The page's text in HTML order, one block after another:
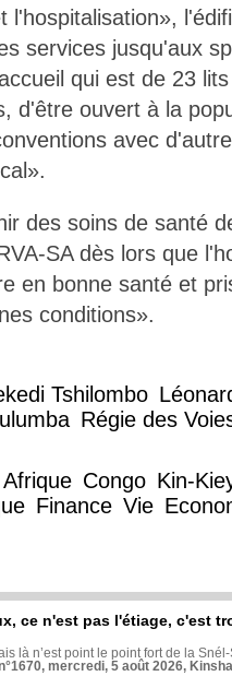
l'hospitalisation»,
services jusqu'aux
qui est de 23
d'être ouvert à la
avec
des soins de santé
SA dès lors que
en bonne santé et
conditions».
Tshilombo
Régie des
Afrique Congo Kin-
Finance Vie
ce n'est pas l'étiage, c'est
là n’est point le point fort de la
mercredi, 5 août 2026,